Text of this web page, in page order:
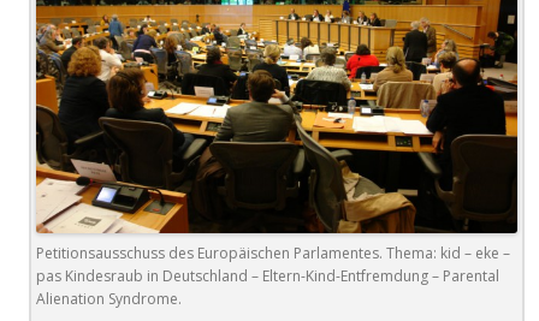
Petitionsausschuss des Europäischen Parlamentes. Thema: kid – eke –
pas Kindesraub in Deutschland – Eltern-Kind-Entfremdung – Parental
Alienation Syndrome.